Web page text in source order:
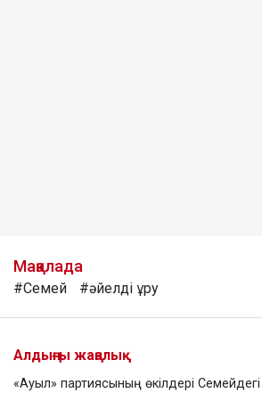
Мақалада
#Семей #әйелді ұру
Алдыңғы жаңалық
«Ауыл» партиясының өкілдері Семейдегі